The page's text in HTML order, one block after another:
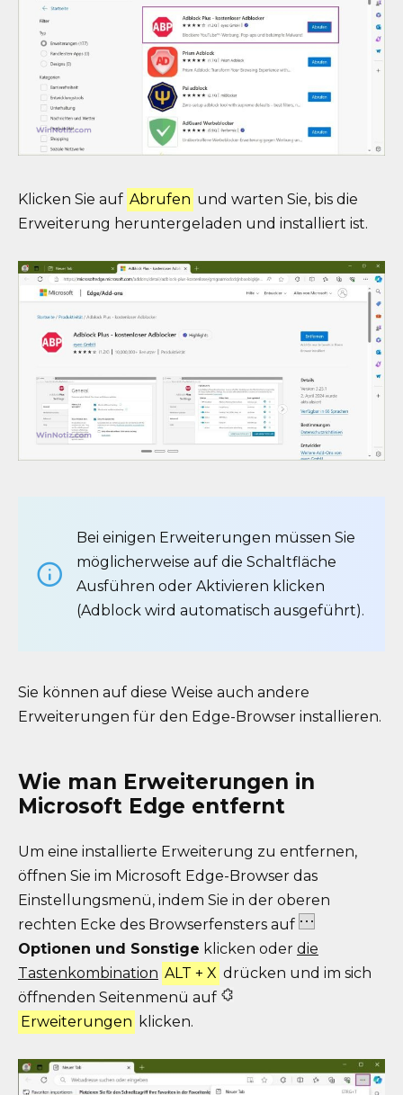
Klicken Sie auf Abrufen und warten Sie, bis die
Erweiterung heruntergeladen und installiert ist.
Bei einigen Erweiterungen müssen Sie
möglicherweise auf die Schaltfläche
Ausführen oder Aktivieren klicken
(Adblock wird automatisch ausgeführt).
Sie können auf diese Weise auch andere
Erweiterungen für den Edge-Browser installieren.
Wie man Erweiterungen in
Microsoft Edge entfernt
Um eine installierte Erweiterung zu entfernen,
öffnen Sie im Microsoft Edge-Browser das
Einstellungsmenü, indem Sie in der oberen
rechten Ecke des Browserfensters auf
Optionen und Sonstige klicken oder die
Tastenkombination ALT + X drücken und im sich
öffnenden Seitenmenü auf
Erweiterungen klicken.